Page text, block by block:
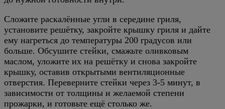
Сложите раскалённые угли в середине гриля,
установите решётку, закройте крышку гриля и дайте
ему нагреться до температуры 200 градусов или
больше. Обсушите стейки, смажьте оливковым
маслом, уложите их на решётку и снова закройте
крышку, оставив открытыми вентиляционные
отверстия. Переверните стейки через 3-5 минут, в
зависимости от толщины и желаемой степени
прожарки, и готовьте ещё столько же.